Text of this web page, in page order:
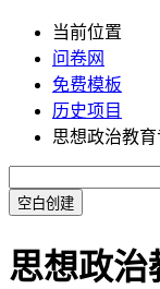
当前位置
问卷网
免费模板
历史项目
思想政治教
空白创建
思想政治